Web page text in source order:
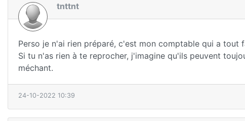
tnttnt
Perso je n'ai rien préparé, c'est mon comptable qui a
Si tu n'as rien à te reprocher, j'imagine qu'ils peuvent
méchant.
24-10-2022 10:39